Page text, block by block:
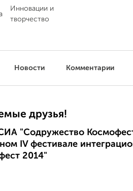
Инновации и
творчество
Новости Комментарии
друзья!
"Содружество
IV фестивале
2014"